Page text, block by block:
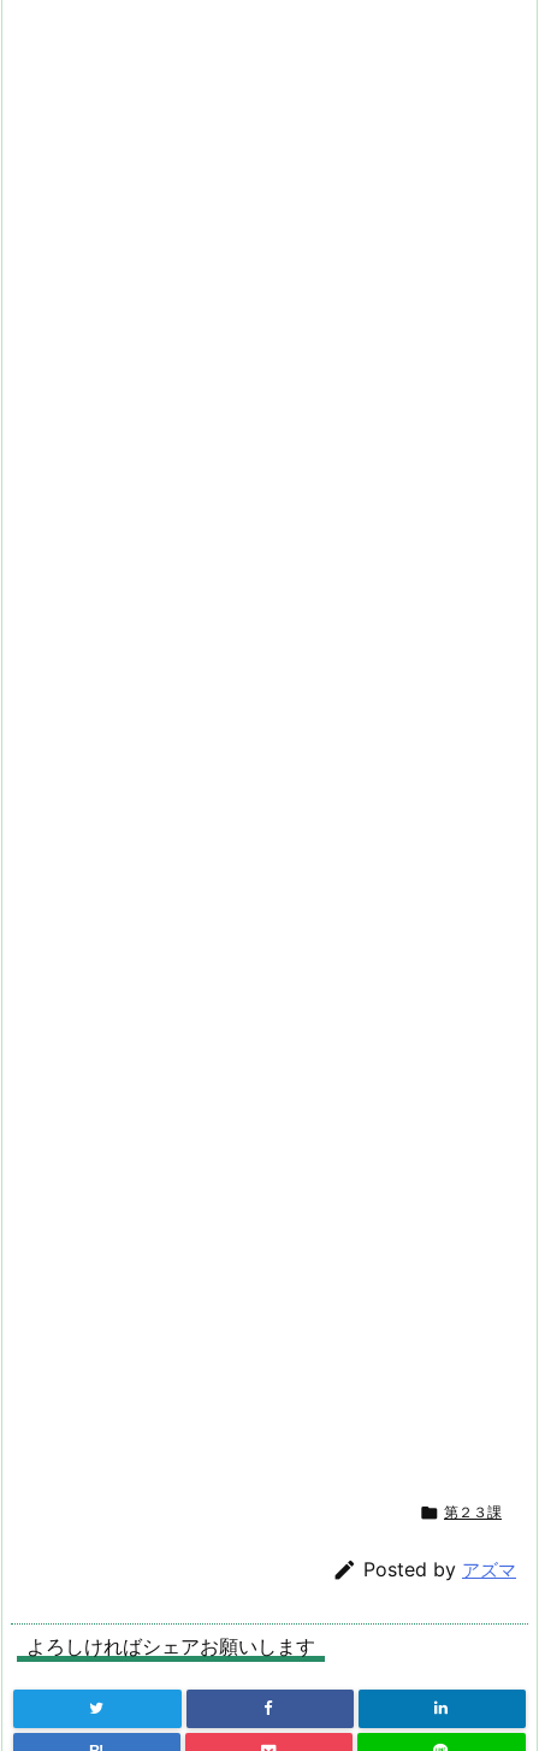
 第２３課
 Posted by アズマ
よろしければシェアお願いします